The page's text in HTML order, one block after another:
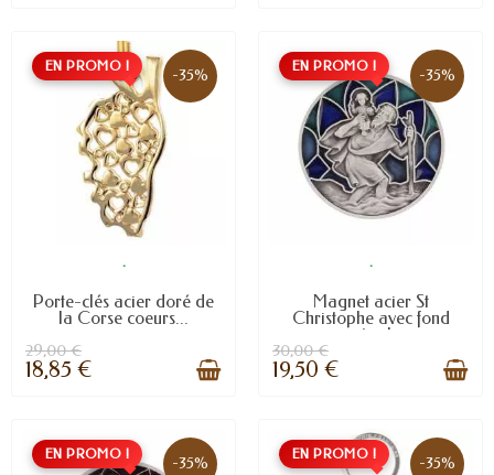
EN PROMO ! -35%
.
Porte-clés acier doré de
la Corse coeurs...
29,00 €
18,85 €
EN PROMO ! -35%
.
Magnet acier St
Christophe avec fond
vitrail
30,00 €
19,50 €
EN PROMO ! -35% EN PROMO ! -35%